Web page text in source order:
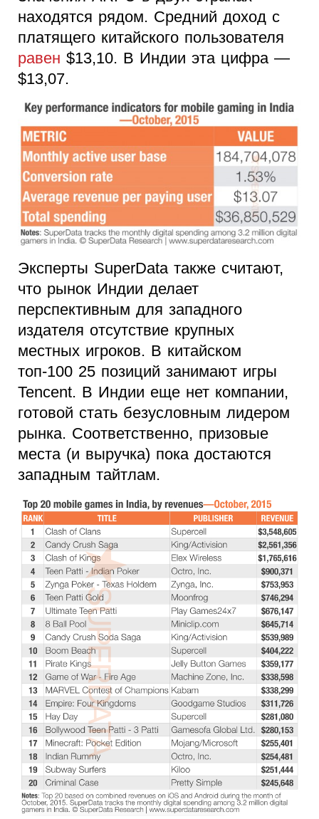
находятся рядом. Средний доход с
платящего китайского пользователя
равен $13,10. В Индии эта цифра —
$13,07.
Эксперты SuperData также считают,
что рынок Индии делает
перспективным для западного
издателя отсутствие крупных
местных игроков. В китайском
топ-100 25 позиций занимают игры
Tencent. В Индии еще нет компании,
готовой стать безусловным лидером
рынка. Соответственно, призовые
места (и выручка) пока достаются
западным тайтлам.